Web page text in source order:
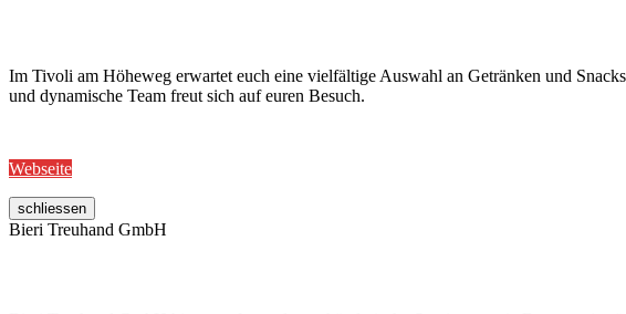
Im Tivoli am Höheweg erwartet euch eine vielfältige Auswahl an Getränken und
und dynamische Team freut sich auf euren Besuch.
Webseite
schliessen
Bieri Treuhand GmbH